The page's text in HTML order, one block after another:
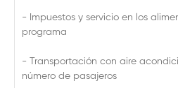
- Impuestos y servicio en los
programa
- Transportación con aire
número de pasajeros